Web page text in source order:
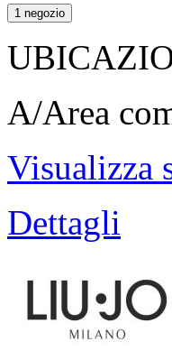
1 negozio
A/Area
Visualizza
Dettagli